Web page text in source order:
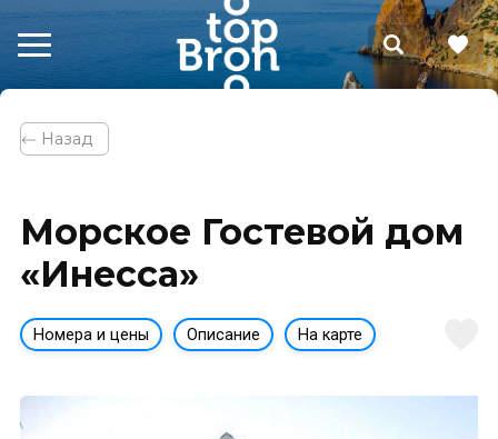
⃪ Назад
Морское Гостевой дом
«Инесса»
Номера и цены Описание На карте